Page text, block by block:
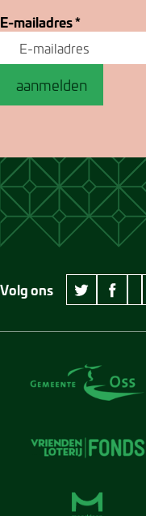
E-mailadres*
aanmelden
Volg ons
twitter